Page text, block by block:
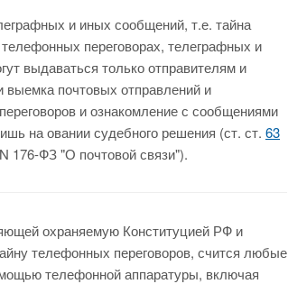
и иных сообщений, т.е. тайна
переговорах, телеграфных и
выдаваться только отправителям и
почтовых отправлений и
и ознакомление с сообщениями
на овании судебного решения (ст. ст. 63
176-ФЗ "О почтовой связи").
охраняемую Конституцией РФ и
телефонных переговоров, счится любые
телефонной аппаратуры, включая